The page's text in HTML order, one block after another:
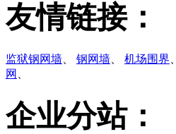
友情链接：
监狱钢网墙 钢网墙 机场围界
网
企业分站：